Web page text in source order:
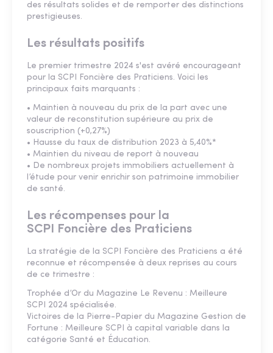
des résultats solides et de remporter des distinctions
prestigieuses.
Les résultats positifs
Le premier trimestre 2024 s'est avéré encourageant
pour la SCPI Foncière des Praticiens. Voici les
principaux faits marquants :
• Maintien à nouveau du prix de la part avec une
valeur de reconstitution supérieure au prix de
souscription (+0,27%)
• Hausse du taux de distribution 2023 à 5,40%*
• Maintien du niveau de report à nouveau
• De nombreux projets immobiliers actuellement à
l’étude pour venir enrichir son patrimoine immobilier
de santé.
Les récompenses pour la
SCPI Foncière des Praticiens
La stratégie de la SCPI Foncière des Praticiens a été
reconnue et récompensée à deux reprises au cours
de ce trimestre :
Trophée d’Or du Magazine Le Revenu : Meilleure
SCPI 2024 spécialisée.
Victoires de la Pierre-Papier du Magazine Gestion de
Fortune : Meilleure SCPI à capital variable dans la
catégorie Santé et Éducation.